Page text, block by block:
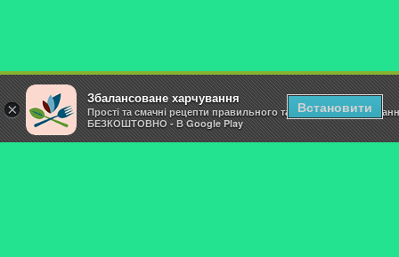
×
Збалансоване харчування
Прості та смачні рецепти правильного та здорового
БЕЗКОШТОВНО - В Google Play
Встановити